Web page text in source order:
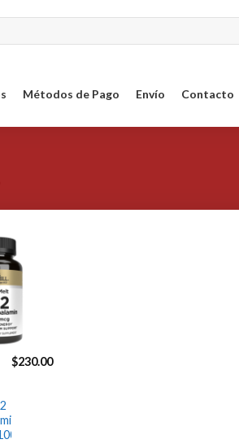
Métodos de Pago Envío Contacto
Agregar
a la
Lista de
deseos
$230.00